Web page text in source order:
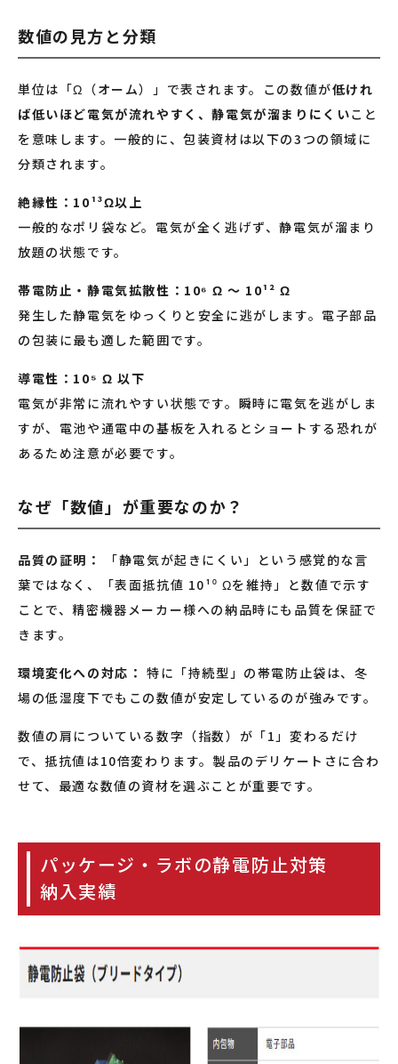
数値の見方と分類
単位は「Ω（オーム）」で表されます。この数値が低けれ
ば低いほど電気が流れやすく、静電気が溜まりにくいこと
を意味します。一般的に、包装資材は以下の3つの領域に
分類されます。
絶縁性：10¹³Ω以上
一般的なポリ袋など。電気が全く逃げず、静電気が溜まり
放題の状態です。
帯電防止・静電気拡散性：10⁶ Ω 〜 10¹² Ω
発生した静電気をゆっくりと安全に逃がします。電子部品
の包装に最も適した範囲です。
導電性：10⁵ Ω 以下
電気が非常に流れやすい状態です。瞬時に電気を逃がしま
すが、電池や通電中の基板を入れるとショートする恐れが
あるため注意が必要です。
なぜ「数値」が重要なのか？
品質の証明：
「静電気が起きにくい」という感覚的な言
葉ではなく、「表面抵抗値 10¹⁰ Ωを維持」と数値で示す
ことで、精密機器メーカー様への納品時にも品質を保証で
きます。
環境変化への対応： 特に「持続型」の帯電防止袋は、冬
場の低湿度下でもこの数値が安定しているのが強みです。
数値の肩についている数字（指数）が「1」変わるだけ
で、抵抗値は10倍変わります。製品のデリケートさに合わ
せて、最適な数値の資材を選ぶことが重要です。
パッケージ・ラボの静電防止対策
納入実績